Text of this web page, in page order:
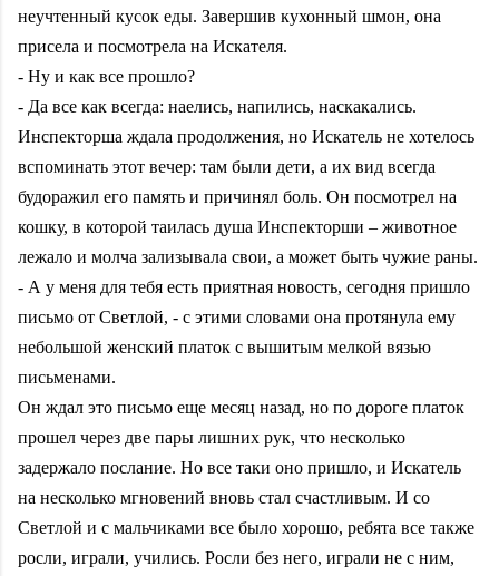
неучтенный кусок еды. Завершив кухонный шмон, она
присела и посмотрела на Искателя.
- Ну и как все прошло?
- Да все как всегда: наелись, напились, наскакались.
Инспекторша ждала продолжения, но Искатель не хотелось
вспоминать этот вечер: там были дети, а их вид всегда
будоражил его память и причинял боль. Он посмотрел на
кошку, в которой таилась душа Инспекторши – животное
лежало и молча зализывала свои, а может быть чужие раны.
- А у меня для тебя есть приятная новость, сегодня пришло
письмо от Светлой, - с этими словами она протянула ему
небольшой женский платок с вышитым мелкой вязью
письменами.
Он ждал это письмо еще месяц назад, но по дороге платок
прошел через две пары лишних рук, что несколько
задержало послание. Но все таки оно пришло, и Искатель
на несколько мгновений вновь стал счастливым. И со
Светлой и с мальчиками все было хорошо, ребята все также
росли, играли, учились. Росли без него, играли не с ним,